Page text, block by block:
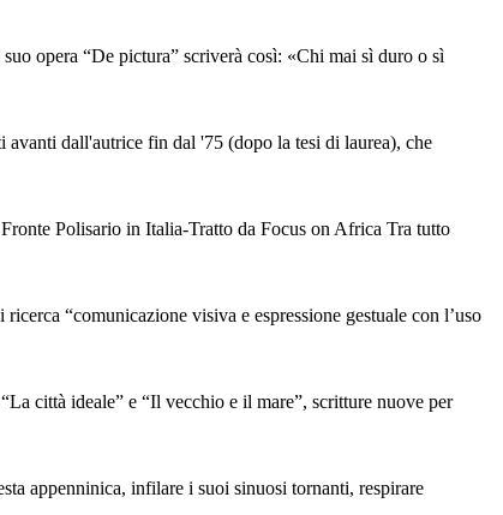
opera “De pictura” scriverà così: «Chi mai sì duro o sì
dall'autrice fin dal '75 (dopo la tesi di laurea), che
Polisario in Italia-Tratto da Focus on Africa Tra tutto
“comunicazione visiva e espressione gestuale con l’uso
città ideale” e “Il vecchio e il mare”, scritture nuove per
appenninica, infilare i suoi sinuosi tornanti, respirare